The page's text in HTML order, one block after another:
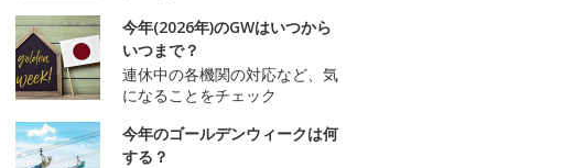
今年(2026年)のGWはいつから
いつまで？
連休中の各機関の対応など、気
になることをチェック
今年のゴールデンウィークは何
する？